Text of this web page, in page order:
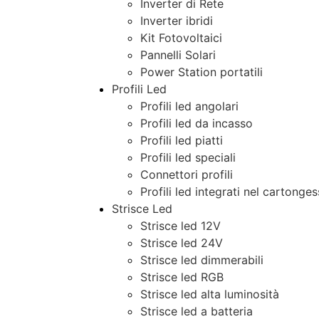
Inverter di Rete
Inverter ibridi
Kit Fotovoltaici
Pannelli Solari
Power Station portatili
Profili Led
Profili led angolari
Profili led da incasso
Profili led piatti
Profili led speciali
Connettori profili
Profili led integrati nel
Strisce Led
Strisce led 12V
Strisce led 24V
Strisce led dimmerabili
Strisce led RGB
Strisce led alta luminosità
Strisce led a batteria